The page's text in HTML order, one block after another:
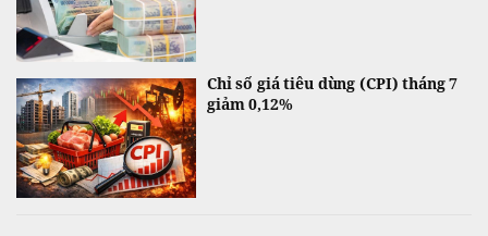
Chỉ số giá tiêu dùng (CPI) tháng 7
giảm 0,12%